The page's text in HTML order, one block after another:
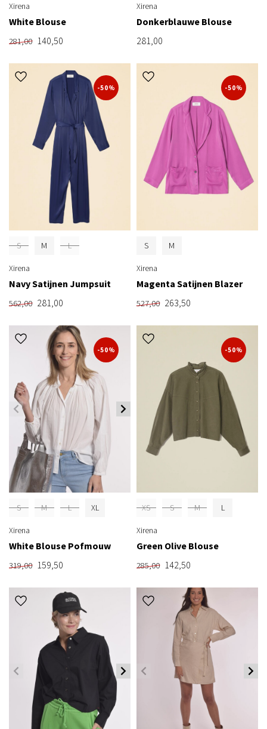
Xirena
White Blouse
281,00 140,50
Xirena
Donkerblauwe Blouse
281,00
-50%
S M L
Xirena
Navy Satijnen Jumpsuit
562,00 281,00
-50%
S M
Xirena
Magenta Satijnen Blazer
527,00 263,50
-50%
S M L XL
Xirena
White Blouse Pofmouw
319,00 159,50
-50%
XS S M L
Xirena
Green Olive Blouse
285,00 142,50